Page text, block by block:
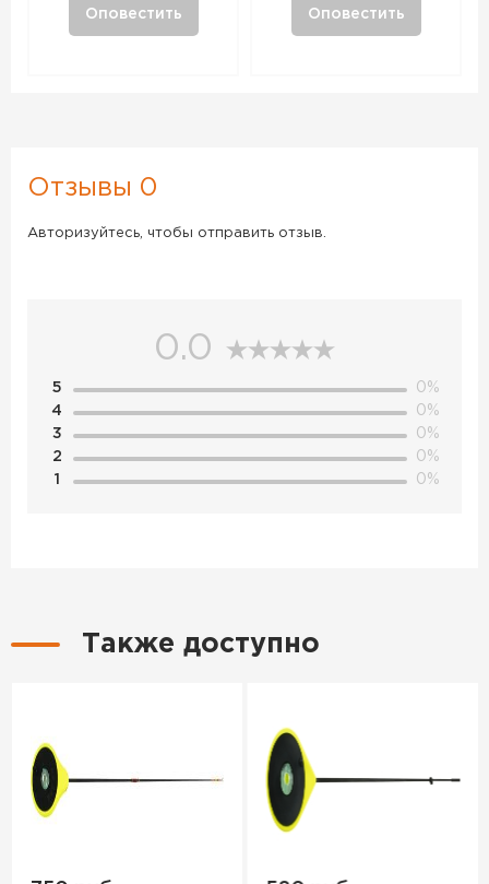
Оповестить Оповестить
Отзывы 0
Авторизуйтесь, чтобы отправить отзыв.
0.0
5
0%
4
0%
3
0%
2
0%
1
0%
Также доступно